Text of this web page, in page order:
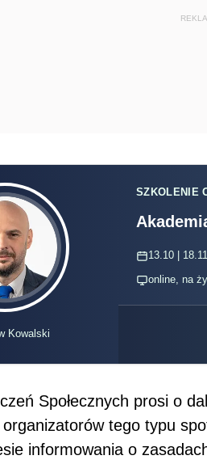
Kowalski
SZKOLENIE
13.10 |
online, na
Społecznych prosi o
tego typu
informowania o